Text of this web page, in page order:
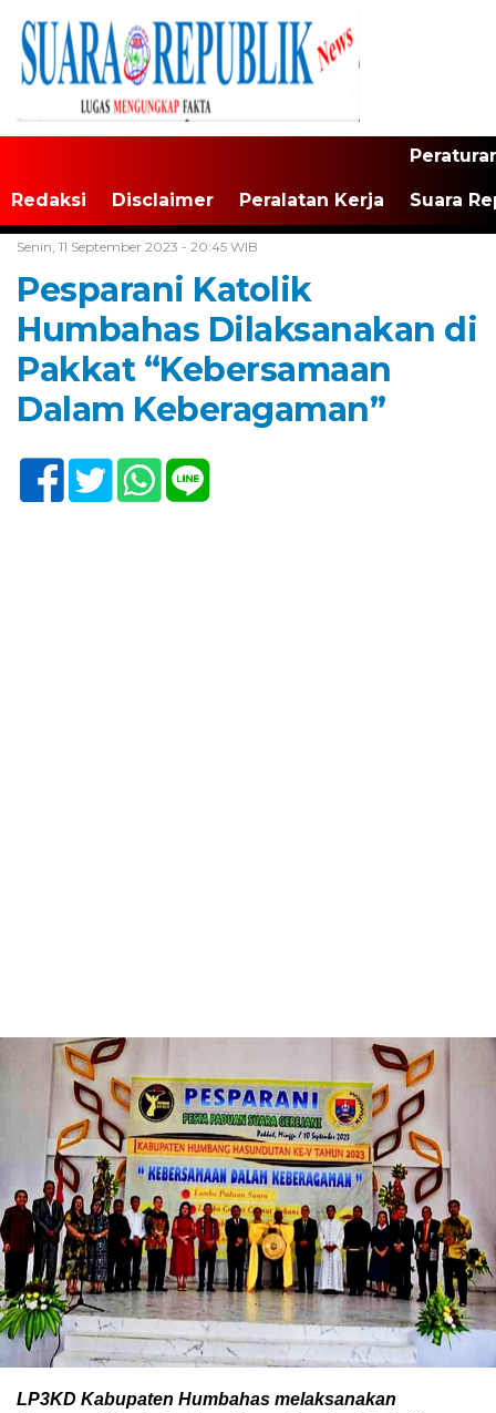
Redaksi Disclaimer Peralatan Kerja Suara
Senin, 11 September 2023 - 20:45 WIB
Pesparani Katolik
Humbahas Dilaksanakan di
Pakkat “Kebersamaan
Dalam Keberagaman”
LP3KD Kabupaten Humbahas melaksanakan